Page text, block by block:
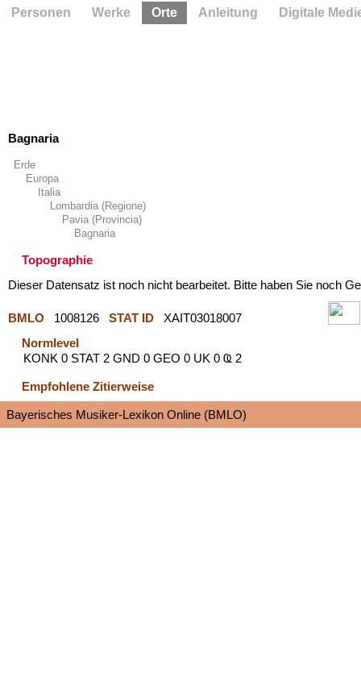
Bagnaria
Erde
Europa
Italia
Lombardia (Regione)
Pavia (Provincia)
Bagnaria
Topographie
Dieser Datensatz ist noch nicht bearbeitet. Bitte haben Sie noch
BMLO 1008126 STAT ID
XAIT03018007
Normlevel
KONK 0 STAT 2 GND 0 GEO 0 UK 0 Ҩ 2
Empfohlene Zitierweise
Bayerisches Musiker-Lexikon Online (BMLO)
Personen Werke Orte Anleitung Digitale